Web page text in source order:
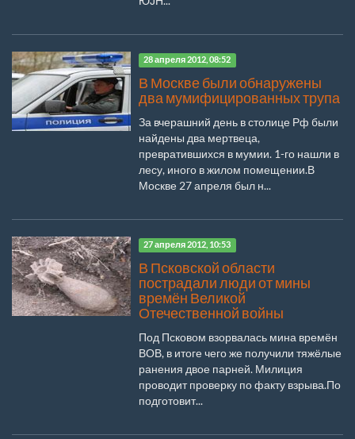
28 апреля 2012, 08:52
В Москве были обнаружены
два мумифицированных трупа
За вчерашний день в столице Рф были
найдены два мертвеца,
превратившихся в мумии. 1-го нашли в
лесу, иного в жилом помещении.В
Москве 27 апреля был н...
27 апреля 2012, 10:53
В Псковской области
пострадали люди от мины
времён Великой
Отечественной войны
Под Псковом взорвалась мина времён
ВОВ, в итоге чего же получили тяжёлые
ранения двое парней. Милиция
проводит проверку по факту взрыва.По
подготовит...